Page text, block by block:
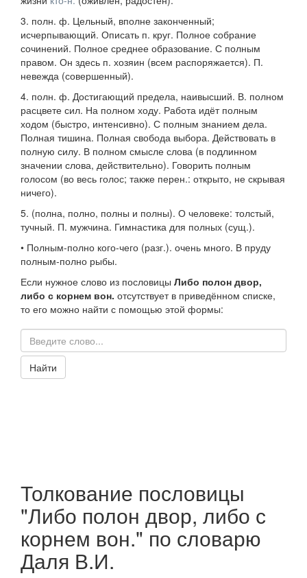
3. полн. ф. Цельный, вполне законченный;
исчерпывающий. Описать п. круг. Полное собрание
сочинений. Полное среднее образование. С полным
правом. Он здесь п. хозяин (всем распоряжается). П.
невежда (совершенный).
4. полн. ф. Достигающий предела, наивысший. В. полном
расцвете сил. На полном ходу. Работа идёт полным
ходом (быстро, интенсивно). С полным знанием дела.
Полная тишина. Полная свобода выбора. Действовать в
полную силу. В полном смысле слова (в подлинном
значении слова, действительно). Говорить полным
голосом (во весь голос; также перен.: открыто, не скрывая
ничего).
5. (полна, полно, полны и полны). О человеке: толстый,
тучный. П. мужчина. Гимнастика для полных (сущ.).
• Полным-полно кого-чего (разг.). очень много. В пруду
полным-полно рыбы.
Если нужное слово из пословицы Либо полон двор,
либо с корнем вон. отсутствует в приведённом списке,
то его можно найти с помощью этой формы:
Найти
Толкование пословицы
"Либо полон двор, либо с
корнем вон." по словарю
Даля В.И.